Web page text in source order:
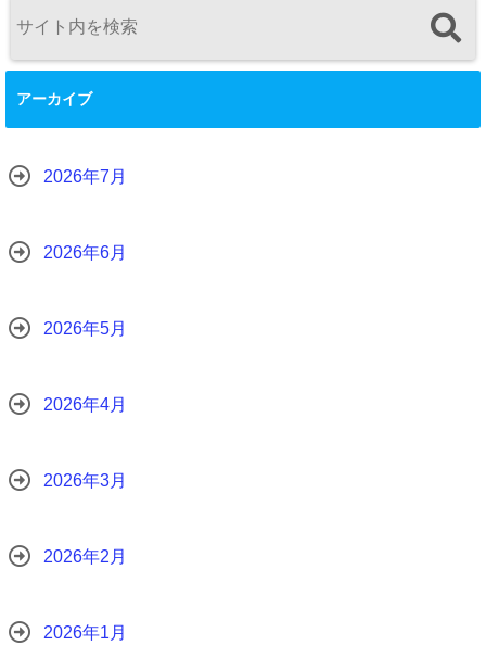
アーカイブ
2026年7月
2026年6月
2026年5月
2026年4月
2026年3月
2026年2月
2026年1月